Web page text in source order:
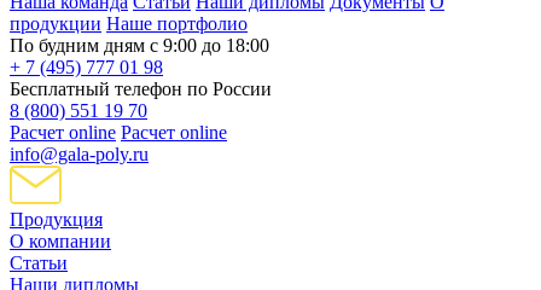
продукции Наше портфолио
По будним дням с 9:00 до 18:00
+ 7 (495) 777 01 98
Бесплатный телефон по России
8 (800) 551 19 70
Расчет online Расчет online
info@gala-poly.ru
Продукция
О компании
Статьи
Наши дипломы